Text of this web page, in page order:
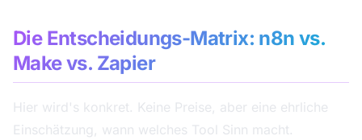
Die Entscheidungs-Matrix: n8n vs.
Make vs. Zapier
Hier wird's konkret. Keine Preise, aber eine ehrliche
Einschätzung, wann welches Tool Sinn macht.